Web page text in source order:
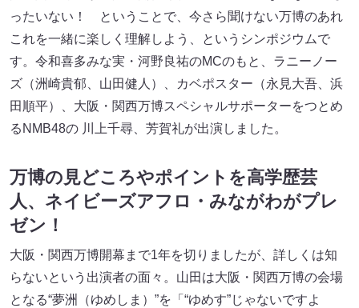
ったいない！ ということで、今さら聞けない万博のあれ
これを一緒に楽しく理解しよう、というシンポジウムで
す。令和喜多みな実・河野良祐のMCのもと、ラニーノー
ズ（洲崎貴郁、山田健人）、カベポスター（永見大吾、浜
田順平）、大阪・関西万博スペシャルサポーターをつとめ
るNMB48の 川上千尋、芳賀礼が出演しました。
万博の見どころやポイントを高学歴芸
人、ネイビーズアフロ・みながわがプレ
ゼン！
大阪・関西万博開幕まで1年を切りましたが、詳しくは知
らないという出演者の面々。山田は大阪・関西万博の会場
となる“夢洲（ゆめしま）”を「“ゆめす”じゃないですよ